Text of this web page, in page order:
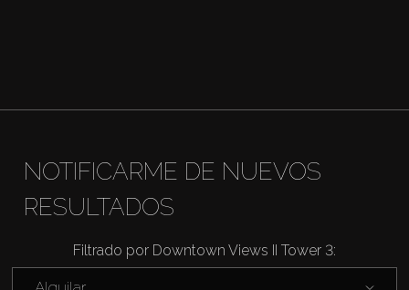
Alquilar
NOTIFICARME DE NUEVOS
RESULTADOS
Filtrado por Downtown Views II Tower 3: